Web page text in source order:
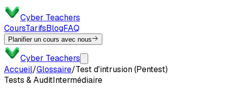
Cyber Teachers
CoursTarifsBlogFAQ
Planifier un cours avec nous
Cyber Teachers
Accueil/Glossaire/Test d'intrusion (Pentest)
Tests & AuditIntermédiaire